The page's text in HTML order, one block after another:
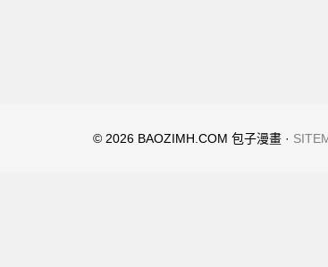
© 2026 BAOZIMH.COM 包子漫畫 ·